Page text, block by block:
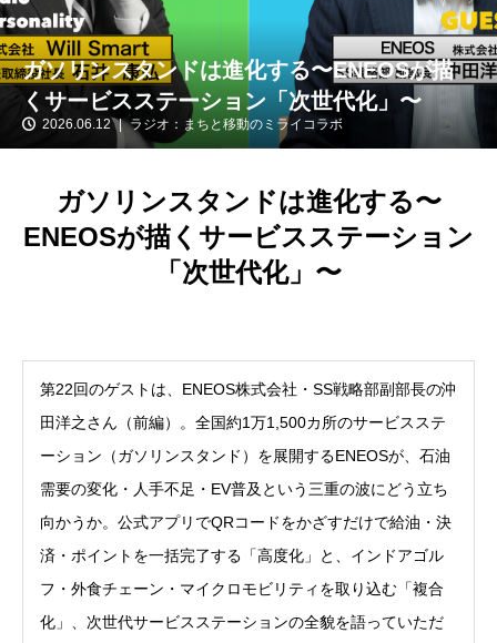
ガソリンスタンドは進化する〜ENEOSが描
くサービスステーション「次世代化」〜
2026.06.12 ラジオ：まちと移動のミライコラボ
ガソリンスタンドは進化する〜
ENEOSが描くサービスステーション
「次世代化」〜
第22回のゲストは、ENEOS株式会社・SS戦略部副部長の沖
田洋之さん（前編）。全国約1万1,500カ所のサービスステ
ーション（ガソリンスタンド）を展開するENEOSが、石油
需要の変化・人手不足・EV普及という三重の波にどう立ち
向かうか。公式アプリでQRコードをかざすだけで給油・決
済・ポイントを一括完了する「高度化」と、インドアゴル
フ・外食チェーン・マイクロモビリティを取り込む「複合
化」、次世代サービスステーションの全貌を語っていただ